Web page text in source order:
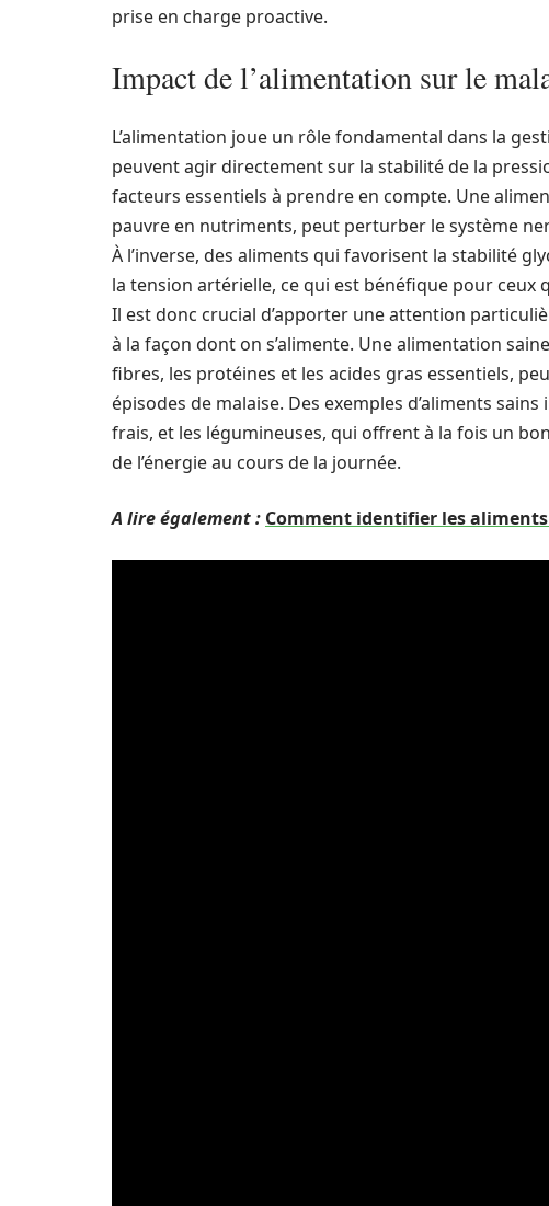
prise en charge proactive.
Impact de l’alimentation sur le
L’alimentation joue un rôle fondamental dans la
peuvent agir directement sur la stabilité de la
facteurs essentiels à prendre en compte. Une
pauvre en nutriments, peut perturber le système
À l’inverse, des aliments qui favorisent la stabilité
la tension artérielle, ce qui est bénéfique pour ceux
Il est donc crucial d’apporter une attention
à la façon dont on s’alimente. Une alimentation
fibres, les protéines et les acides gras essentiels,
épisodes de malaise. Des exemples d’aliments
frais, et les légumineuses, qui offrent à la fois un
de l’énergie au cours de la journée.
A lire également : Comment identifier les